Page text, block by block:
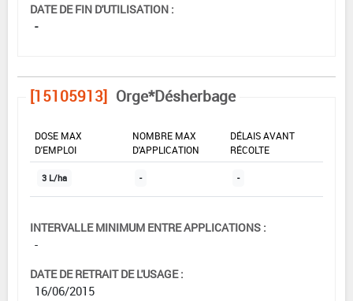
DATE DE FIN D'UTILISATION :
-
[15105913] Orge*Désherbage
DOSE MAX
D'EMPLOI
NOMBRE MAX
D'APPLICATION
DÉLAIS AVANT
RÉCOLTE
3 L/ha - -
INTERVALLE MINIMUM ENTRE APPLICATIONS :
-
DATE DE RETRAIT DE L'USAGE :
16/06/2015